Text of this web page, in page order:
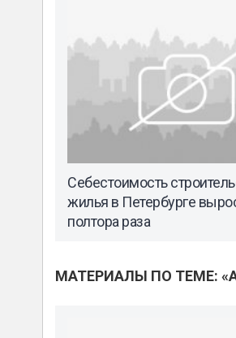
Себестоимость
жилья в Петербурге
полтора раза
МАТЕРИАЛЫ ПО ТЕМЕ: